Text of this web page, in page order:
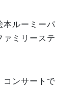
本ルーミーパ
ァミリーステ
コンサートで